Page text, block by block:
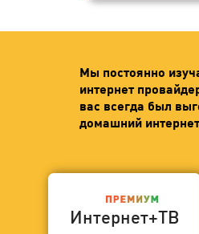
Мы постоянно
интернет
вас всегда был
домашний
Интернет+ТВ